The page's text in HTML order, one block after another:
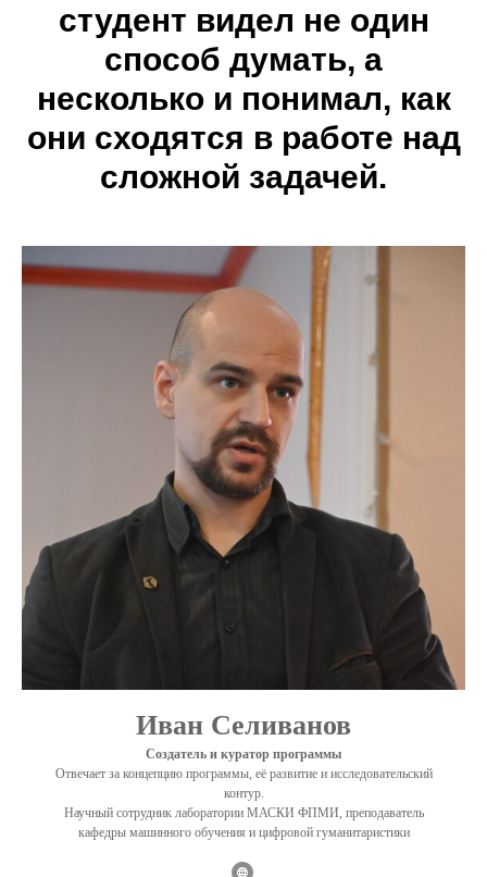
студент видел не один
способ думать, а
несколько и понимал, как
они сходятся в работе над
сложной задачей.
Иван Селиванов
Создатель и куратор программы
Отвечает за концепцию программы, её развитие и исследовательский
контур.
Научный сотрудник лаборатории МАСКИ ФПМИ, преподаватель
кафедры машинного обучения и цифровой гуманитаристики